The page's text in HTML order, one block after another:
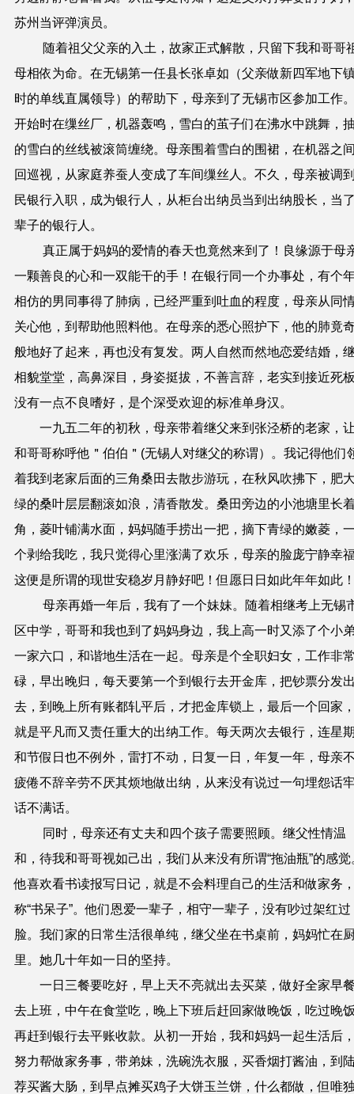
苏州当评弹演员。
随着祖父父亲的入土，故家正式解散，只留下我和哥哥
母相依为命。在无锡第一任县长张卓如（父亲做新四军地下
时的单线直属领导）的帮助下，母亲到了无锡市区参加工作
开始时在缫丝厂，机器轰鸣，雪白的茧子们在沸水中跳舞，
的雪白的丝线被滚筒缠绕。母亲围着雪白的围裙，在机器之
回巡视，从家庭养蚕人变成了车间缫丝人。不久，母亲被调
民银行入职，成为银行人，从柜台出纳员当到出纳股长，当
辈子的银行人。
真正属于妈妈的爱情的春天也竟然来到了！良缘源于母
一颗善良的心和一双能干的手！在银行同一个办事处，有个
相仿的男同事得了肺病，已经严重到吐血的程度，母亲从同
关心他，到帮助他照料他。在母亲的悉心照护下，他的肺竟
般地好了起来，再也没有复发。两人自然而然地恋爱结婚，
相貌堂堂，高鼻深目，身姿挺拔，不善言辞，老实到接近死
没有一点不良嗜好，是个深受欢迎的标准单身汉。
一九五二年的初秋，母亲带着继父来到张泾桥的老家，
和哥哥称呼他＂伯伯＂(无锡人对继父的称谓）。我记得他们
着我到老家后面的三角桑田去散步游玩，在秋风吹拂下，肥
绿的桑叶层层翻滚如浪，清香散发。桑田旁边的小池塘里长
角，菱叶铺满水面，妈妈随手捞出一把，摘下青绿的嫩菱，
个剥给我吃，我只觉得心里涨满了欢乐，母亲的脸庞宁静幸
这便是所谓的现世安稳岁月静好吧！但愿日日如此年年如此
母亲再婚一年后，我有了一个妹妹。随着相继考上无锡
区中学，哥哥和我也到了妈妈身边，我上高一时又添了个小
一家六口，和谐地生活在一起。母亲是个全职妇女，工作非
碌，早出晚归，每天要第一个到银行去开金库，把钞票分发
去，到 晚 上所有账都轧平后，才把金库锁上，最后一个回家
就是平凡而又责任重大的出纳工作。每天两次去银行，连星
和节假日也不例外，雷打不动，日复一日，年复一年，母亲
疲倦不辞辛劳不厌其烦地做出纳，从来没有说过一句埋怨话
话不满话。
同时，母亲还有丈夫和四个孩子需要照顾。继父性情温
和，待我和哥哥视如己出，我们从来没有所谓“拖油瓶”的感觉
他喜欢看书读报写日记，就是不会料理自己的生活和做家务
称“书呆子”。他们恩爱一辈子，相守一辈子，没有吵过架红过
脸。我们家的日常生活很单纯，继父坐在书桌前，妈妈忙在
里。她几十年如一日 的坚持。
一日三餐要吃好，早上天不亮就出去买菜，做好全家早
去上班，中午在食堂吃，晚上下班后赶回家做晚饭，吃过晚
再赶到银行去平账收款。从初一开始，我和妈妈一起生活后
努力帮做家务事，带弟妹，洗碗洗衣服，买香烟打酱油，到
荐买酱大肠，到早点摊买鸡子大饼玉兰饼，什么都做，但唯